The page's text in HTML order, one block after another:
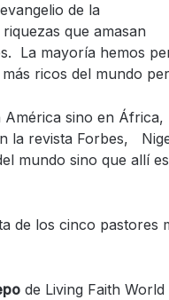
de la
que amasan
La mayoría hemos
ricos del mundo
América sino en
la revista Forbes,
mundo sino que allí
de los cinco pastores
de Living Faith